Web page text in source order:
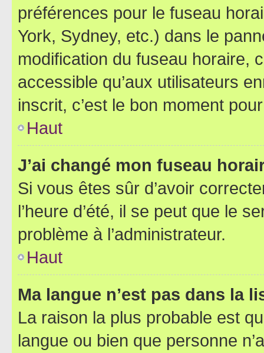
préférences pour le fuseau
York, Sydney, etc.) dans le
modification du fuseau horaire,
accessible qu’aux utilisateurs
inscrit, c’est le bon moment
Haut
J’ai changé mon fuseau
Si vous êtes sûr d’avoir
l’heure d’été, il se peut que le
problème à l’administrateur.
Haut
Ma langue n’est pas dans la
La raison la plus probable est
langue ou bien que personne